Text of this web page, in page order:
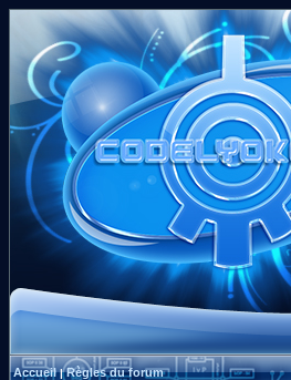
Accueil|Règles du forum